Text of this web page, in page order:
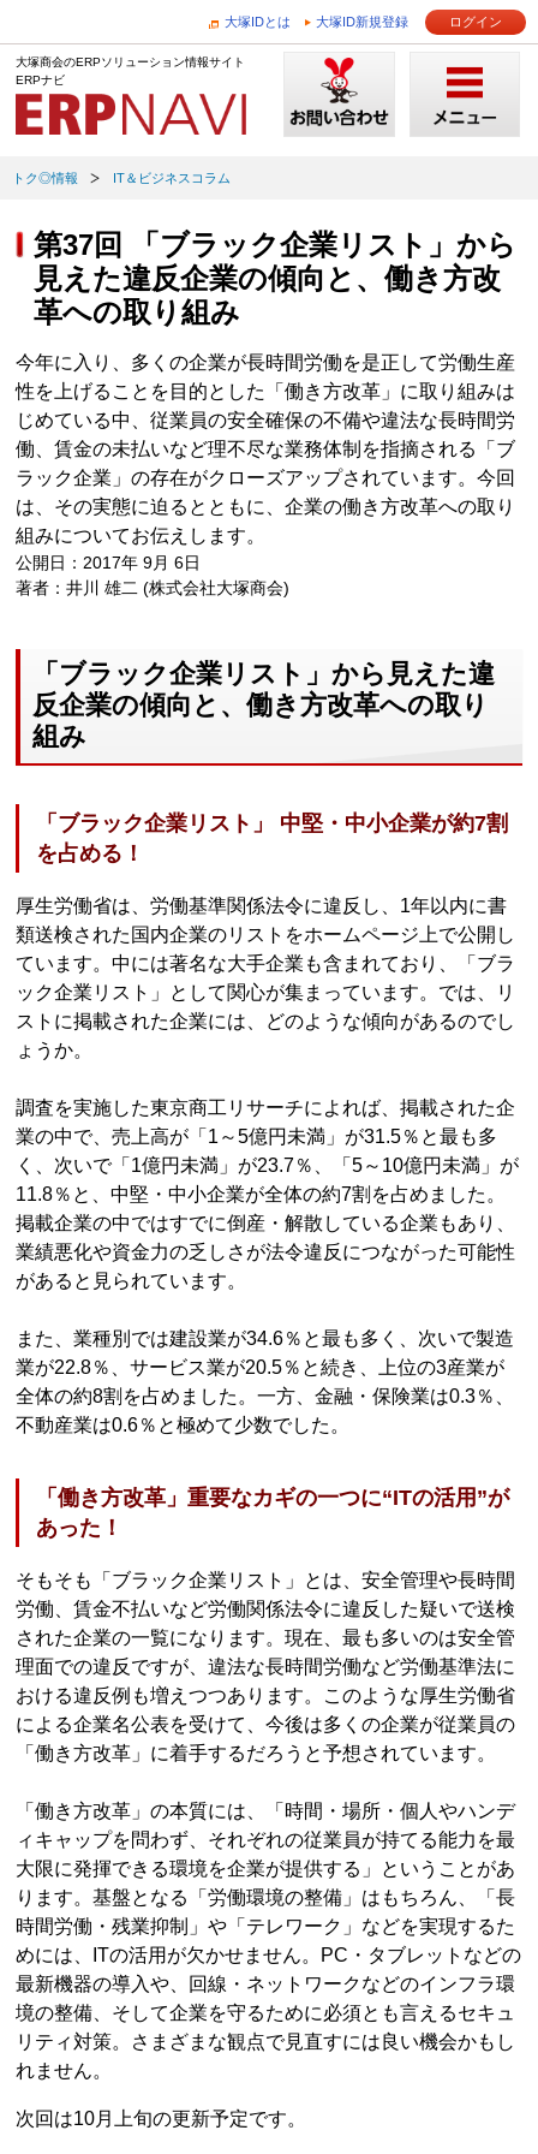
大塚IDとは 大塚ID新規登録 ログイン
大塚商会のERPソリューション情報サイト
ERPナビ
トク◎情報 IT＆ビジネスコラム
第37回 「ブラック企業リスト」から
見えた違反企業の傾向と、働き方改
革への取り組み
今年に入り、多くの企業が長時間労働を是正して労働生産
性を上げることを目的とした「働き方改革」に取り組みは
じめている中、従業員の安全確保の不備や違法な長時間労
働、賃金の未払いなど理不尽な業務体制を指摘される「ブ
ラック企業」の存在がクローズアップされています。今回
は、その実態に迫るとともに、企業の働き方改革への取り
組みについてお伝えします。
公開日：2017年 9月 6日
著者：井川 雄二 (株式会社大塚商会)
「ブラック企業リスト」から見えた違
反企業の傾向と、働き方改革への取り
組み
「ブラック企業リスト」 中堅・中小企業が約7割
を占める！
厚生労働省は、労働基準関係法令に違反し、1年以内に書
類送検された国内企業のリストをホームページ上で公開し
ています。中には著名な大手企業も含まれており、「ブラ
ック企業リスト」として関心が集まっています。では、リ
ストに掲載された企業には、どのような傾向があるのでし
ょうか。
調査を実施した東京商工リサーチによれば、掲載された企
業の中で、売上高が「1～5億円未満」が31.5％と最も多
く、次いで「1億円未満」が23.7％、「5～10億円未満」が
11.8％と、中堅・中小企業が全体の約7割を占めました。
掲載企業の中ではすでに倒産・解散している企業もあり、
業績悪化や資金力の乏しさが法令違反につながった可能性
があると見られています。
また、業種別では建設業が34.6％と最も多く、次いで製造
業が22.8％、サービス業が20.5％と続き、上位の3産業が
全体の約8割を占めました。一方、金融・保険業は0.3％、
不動産業は0.6％と極めて少数でした。
「働き方改革」重要なカギの一つに“ITの活用”が
あった！
そもそも「ブラック企業リスト」とは、安全管理や長時間
労働、賃金不払いなど労働関係法令に違反した疑いで送検
された企業の一覧になります。現在、最も多いのは安全管
理面での違反ですが、違法な長時間労働など労働基準法に
おける違反例も増えつつあります。このような厚生労働省
による企業名公表を受けて、今後は多くの企業が従業員の
「働き方改革」に着手するだろうと予想されています。
「働き方改革」の本質には、「時間・場所・個人やハンデ
ィキャップを問わず、それぞれの従業員が持てる能力を最
大限に発揮できる環境を企業が提供する」ということがあ
ります。基盤となる「労働環境の整備」はもちろん、「長
時間労働・残業抑制」や「テレワーク」などを実現するた
めには、ITの活用が欠かせません。PC・タブレットなどの
最新機器の導入や、回線・ネットワークなどのインフラ環
境の整備、そして企業を守るために必須とも言えるセキュ
リティ対策。さまざまな観点で見直すには良い機会かもし
れません。
次回は10月上旬の更新予定です。